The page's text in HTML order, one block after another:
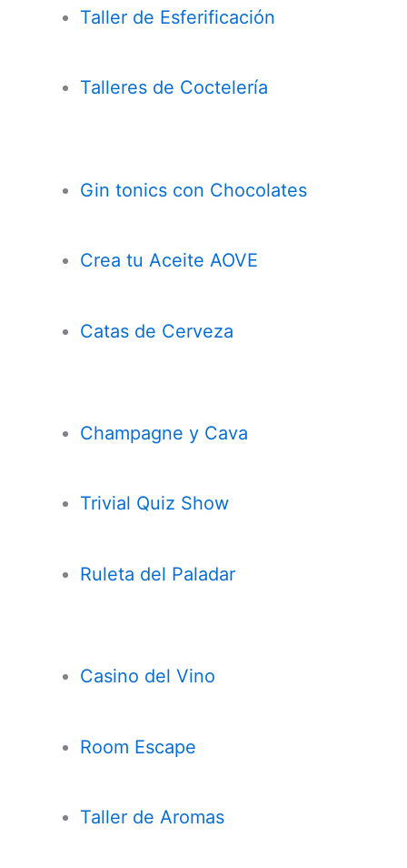
Taller de Esferificación
Talleres de Coctelería
Gin tonics con Chocolates
Crea tu Aceite AOVE
Catas de Cerveza
Champagne y Cava
Trivial Quiz Show
Ruleta del Paladar
Casino del Vino
Room Escape
Taller de Aromas